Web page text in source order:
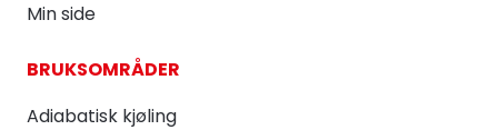
Min side
BRUKSOMRÅDER
Adiabatisk kjøling